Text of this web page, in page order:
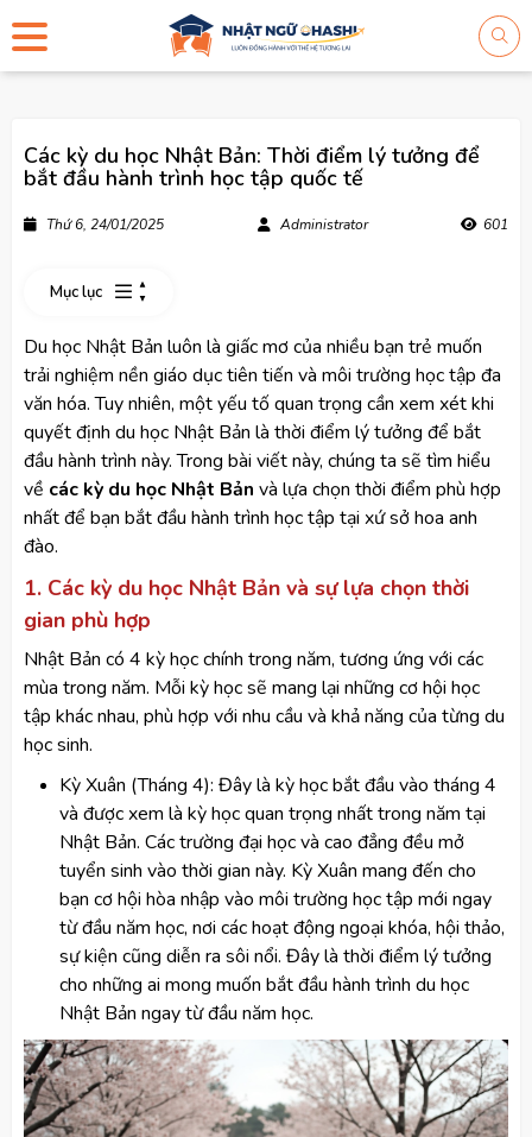
Các kỳ du học Nhật Bản: Thời điểm lý tưởng để
bắt đầu hành trình học tập quốc tế
Thứ 6, 24/01/2025 Administrator 601
Mục lục
Du học Nhật Bản luôn là giấc mơ của nhiều bạn trẻ muốn
trải nghiệm nền giáo dục tiên tiến và môi trường học tập đa
văn hóa. Tuy nhiên, một yếu tố quan trọng cần xem xét khi
quyết định du học Nhật Bản là thời điểm lý tưởng để bắt
đầu hành trình này. Trong bài viết này, chúng ta sẽ tìm hiểu
về các kỳ du học Nhật Bản và lựa chọn thời điểm phù hợp
nhất để bạn bắt đầu hành trình học tập tại xứ sở hoa anh
đào.
1. Các kỳ du học Nhật Bản và sự lựa chọn thời
gian phù hợp
Nhật Bản có 4 kỳ học chính trong năm, tương ứng với các
mùa trong năm. Mỗi kỳ học sẽ mang lại những cơ hội học
tập khác nhau, phù hợp với nhu cầu và khả năng của từng du
học sinh.
Kỳ Xuân (Tháng 4): Đây là kỳ học bắt đầu vào tháng 4
và được xem là kỳ học quan trọng nhất trong năm tại
Nhật Bản. Các trường đại học và cao đẳng đều mở
tuyển sinh vào thời gian này. Kỳ Xuân mang đến cho
bạn cơ hội hòa nhập vào môi trường học tập mới ngay
từ đầu năm học, nơi các hoạt động ngoại khóa, hội thảo,
sự kiện cũng diễn ra sôi nổi. Đây là thời điểm lý tưởng
cho những ai mong muốn bắt đầu hành trình du học
Nhật Bản ngay từ đầu năm học.